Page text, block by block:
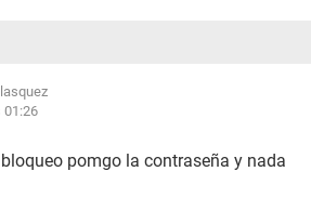
01:26
pomgo la contraseña y nada